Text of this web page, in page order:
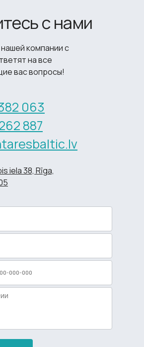
компании с
на все
вас вопросы!
с нами
063
887
iela 38, Rīga,